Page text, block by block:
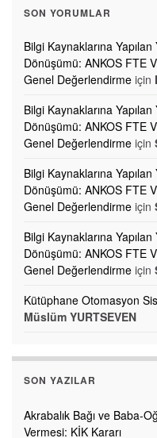
SON YORUMLAR
Bilgi Kaynaklarına Yapılan
Dönüşümü: ANKOS FTE
Genel Değerlendirme için
Bilgi Kaynaklarına Yapılan
Dönüşümü: ANKOS FTE
Genel Değerlendirme için
Bilgi Kaynaklarına Yapılan
Dönüşümü: ANKOS FTE
Genel Değerlendirme için
Bilgi Kaynaklarına Yapılan
Dönüşümü: ANKOS FTE
Genel Değerlendirme için
Kütüphane Otomasyon
Müslüm YURTSEVEN
SON YAZILAR
Akrabalık Bağı ve Baba-
Vermesi: KİK Kararı